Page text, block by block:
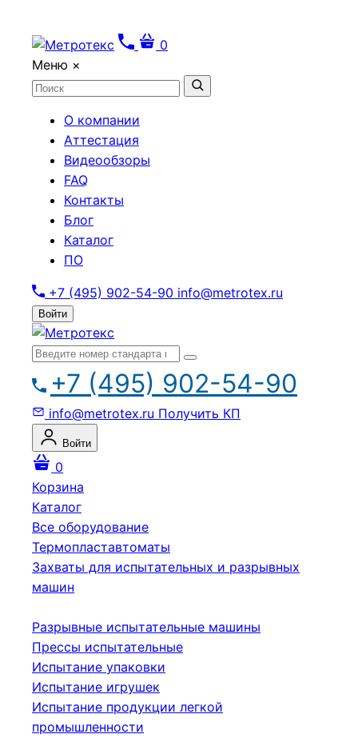
0
Меню ×
О компании
Аттестация
Видеообзоры
FAQ
Контакты
Блог
Каталог
ПО
+7 (495) 902-54-90 info@metrotex.ru
Войти
+7 (495) 902-54-90
info@metrotex.ru Получить КП
Войти
0
Корзина
Каталог
Все оборудование
Термопластавтоматы
Захваты для испытательных и разрывных
машин
Разрывные испытательные машины
Прессы испытательные
Испытание упаковки
Испытание игрушек
Испытание продукции легкой
промышленности